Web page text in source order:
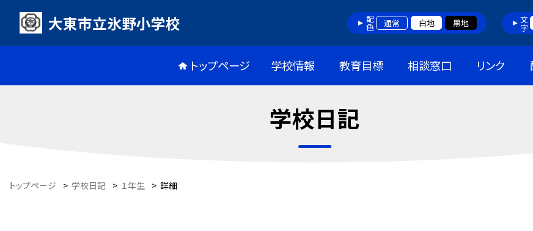
大東市立氷野小学校 配色 通常 白地 黒地 文字
トップページ 学校情報 教育目標 相談窓口 リンク
学校日記
トップページ > 学校日記 > １年生 > 詳細